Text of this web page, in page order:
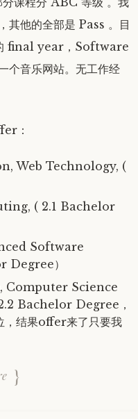
其他的全部是 Pass 。目
final year，Software
音乐网站。无工作经
：
Web Technology, (
( 2.1 Bachelor
Software
Degree）
Science
Bachelor Degree，
，结果offer来了只要我